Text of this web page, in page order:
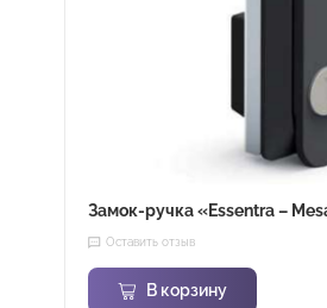
Замок-ручка «Essentra –
Оставить отзыв
В корзину